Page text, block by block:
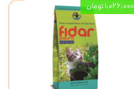
۱,۰۲۶,۰۰۰ تومان